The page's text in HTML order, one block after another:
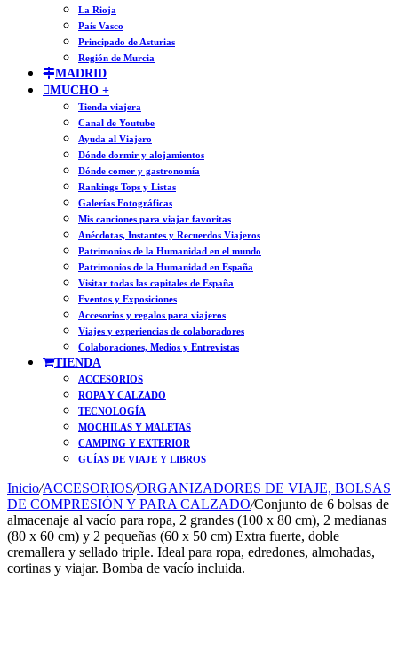
La Rioja
País Vasco
Principado de Asturias
Región de Murcia
MADRID
MUCHO +
Tienda viajera
Canal de Youtube
Ayuda al Viajero
Dónde dormir y alojamientos
Dónde comer y gastronomía
Rankings Tops y Listas
Galerías Fotográficas
Mis canciones para viajar favoritas
Anécdotas, Instantes y Recuerdos Viajeros
Patrimonios de la Humanidad en el mundo
Patrimonios de la Humanidad en España
Visitar todas las capitales de España
Eventos y Exposiciones
Accesorios y regalos para viajeros
Viajes y experiencias de colaboradores
Colaboraciones, Medios y Entrevistas
TIENDA
ACCESORIOS
ROPA Y CALZADO
TECNOLOGÍA
MOCHILAS Y MALETAS
CAMPING Y EXTERIOR
GUÍAS DE VIAJE Y LIBROS
Inicio/ACCESORIOS/ORGANIZADORES DE VIAJE, BOLSAS
DE COMPRESIÓN Y PARA CALZADO/Conjunto de 6 bolsas de
almacenaje al vacío para ropa, 2 grandes (100 x 80 cm), 2 medianas
(80 x 60 cm) y 2 pequeñas (60 x 50 cm) Extra fuerte, doble
cremallera y sellado triple. Ideal para ropa, edredones, almohadas,
cortinas y viajar. Bomba de vacío incluida.